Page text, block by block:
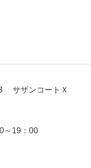
サザンコートＸ
～19：00